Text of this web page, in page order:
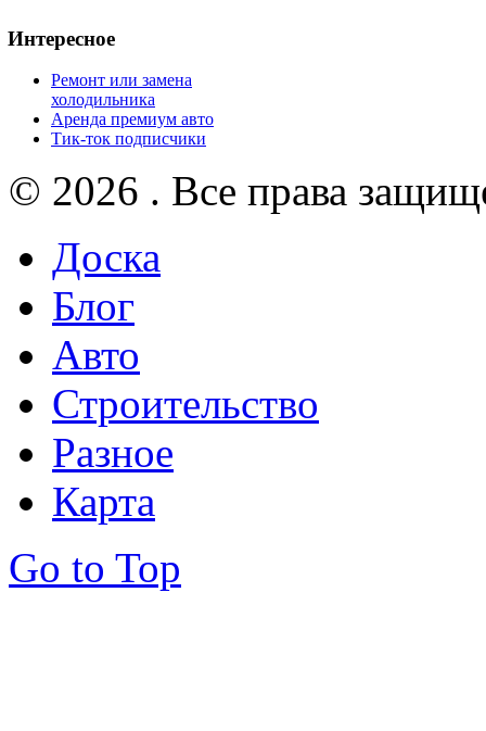
Интересное
Ремонт или замена
холодильника
Аренда премиум авто
Тик-ток подписчики
© 2026 . Все права
Доска
Блог
Авто
Строительство
Разное
Карта
Go to Top